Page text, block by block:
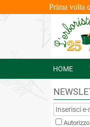
Prima volta
HOME